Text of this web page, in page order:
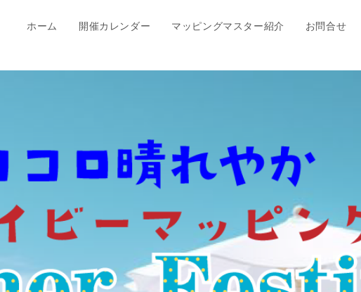
ホーム 開催カレンダー マッピングマスター紹介 お問合せ